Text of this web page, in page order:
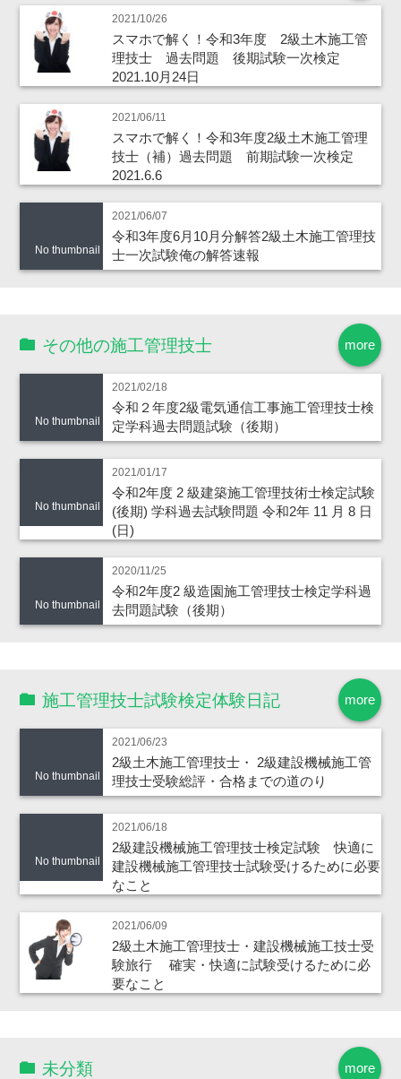
2021/10/26
スマホで解く！令和3年度 2級土木施工管
理技士 過去問題 後期試験一次検定
2021.10月24日
2021/06/11
スマホで解く！令和3年度2級土木施工管理
技士（補）過去問題 前期試験一次検定
2021.6.6
No thumbnail
2021/06/07
令和3年度6月10月分解答2級土木施工管理技
士一次試験俺の解答速報
more
その他の施工管理技士
No thumbnail
2021/02/18
令和２年度2級電気通信工事施工管理技士検
定学科過去問題試験（後期）
No thumbnail
2021/01/17
令和2年度 2 級建築施工管理技術士検定試験
(後期) 学科過去試験問題 令和2年 11 月 8 日
(日)
No thumbnail
2020/11/25
令和2年度2 級造園施工管理技士検定学科過
去問題試験（後期）
more
施工管理技士試験検定体験日記
No thumbnail
2021/06/23
2級土木施工管理技士・ 2級建設機械施工管
理技士受験総評・合格までの道のり
No thumbnail
2021/06/18
2級建設機械施工管理技士検定試験 快適に
建設機械施工管理技士試験受けるために必要
なこと
2021/06/09
2級土木施工管理技士・建設機械施工技士受
験旅行 確実・快適に試験受けるために必
要なこと
more
未分類